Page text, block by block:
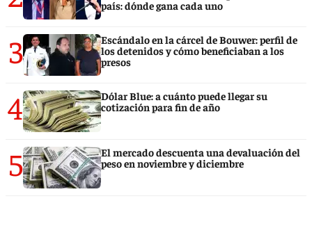
país: dónde gana cada uno
3
Escándalo en la cárcel de Bouwer: perfil de
los detenidos y cómo beneficiaban a los
presos
4
Dólar Blue: a cuánto puede llegar su
cotización para fin de año
5
El mercado descuenta una devaluación del
peso en noviembre y diciembre